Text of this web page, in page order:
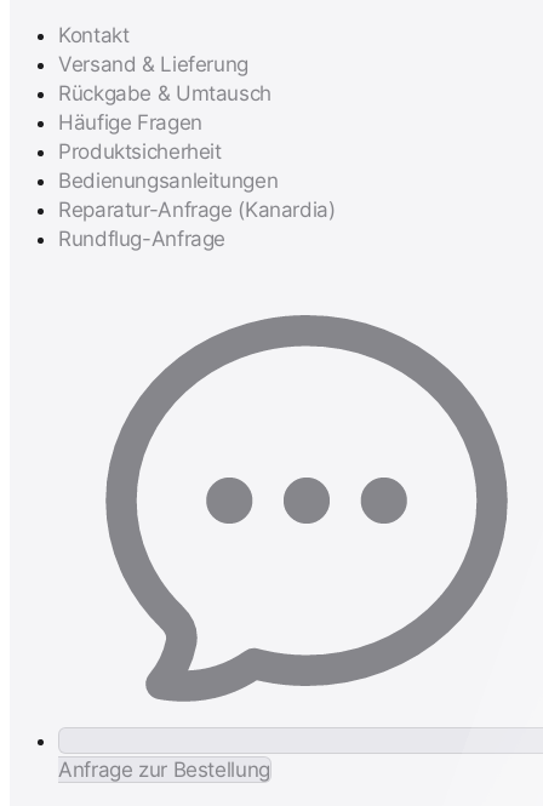
Kontakt
Versand & Lieferung
Rückgabe & Umtausch
Häufige Fragen
Produktsicherheit
Bedienungsanleitungen
Reparatur-Anfrage (Kanardia)
Rundflug-Anfrage
Anfrage zur Bestellung